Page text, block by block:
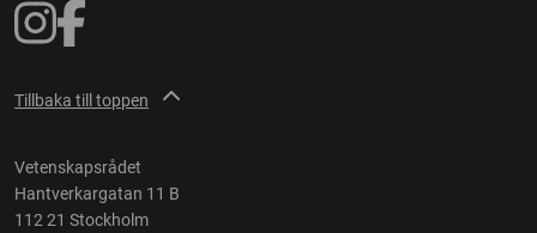
Tillbaka till toppen
Vetenskapsrådet
Hantverkargatan 11 B
112 21 Stockholm